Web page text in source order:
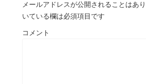
メールアドレスが公開されることはあり
いている欄は必須項目です
コメント